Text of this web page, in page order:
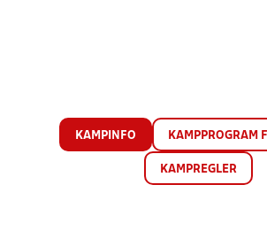
KAMPINFO KAMPPROGRAM
KAMPREGLER